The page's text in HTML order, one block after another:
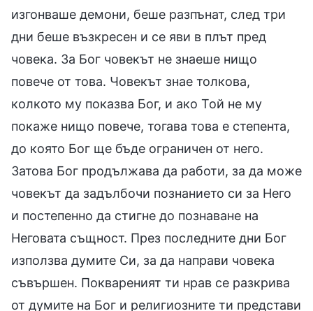
изгонваше демони, беше разпънат, след три
дни беше възкресен и се яви в плът пред
човека. За Бог човекът не знаеше нищо
повече от това. Човекът знае толкова,
колкото му показва Бог, и ако Той не му
покаже нищо повече, тогава това е степента,
до която Бог ще бъде ограничен от него.
Затова Бог продължава да работи, за да може
човекът да задълбочи познанието си за Него
и постепенно да стигне до познаване на
Неговата същност. През последните дни Бог
използва думите Си, за да направи човека
съвършен. Поквареният ти нрав се разкрива
от думите на Бог и религиозните ти представи